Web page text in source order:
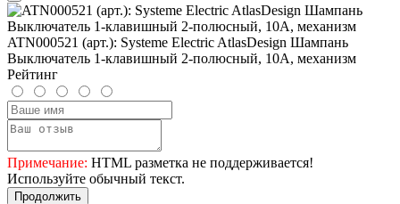
ATN000521 (арт.): Systeme Electric AtlasDesign Шампань
Выключатель 1-клавишный 2-полюсный, 10А, механизм
Рейтинг
Примечание: HTML разметка не поддерживается!
Используйте обычный текст.
Продолжить